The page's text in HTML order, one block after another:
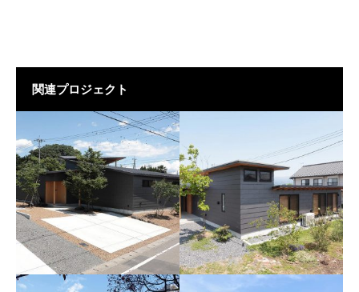
関連プロジェクト